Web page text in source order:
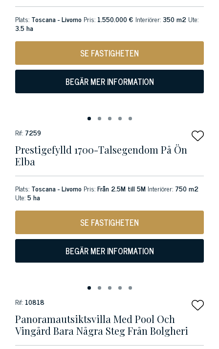
Plats: Toscana - Livorno Pris: 1.550.000 € Interiörer:350 m2 Ute:
3.5 ha
SE FASTIGHETEN
BEGÄR MER INFORMATION
Rif: 7259
Prestigefylld 1700-Talsegendom På Ön
Elba
Plats: Toscana - Livorno Pris:Från 2.5M till 5M Interiörer: 750 m2
Ute:5 ha
SE FASTIGHETEN
BEGÄR MER INFORMATION
Rif: 10818
Panoramautsiktsvilla Med Pool Och
Vingård Bara Några Steg Från Bolgheri